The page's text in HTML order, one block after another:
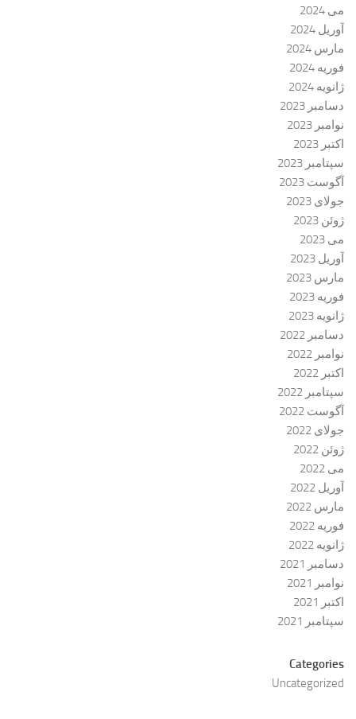
می 2024
آوریل 2024
مارس 2024
فوریه 2024
ژانویه 2024
دسامبر 2023
نوامبر 2023
اکتبر 2023
سپتامبر 2023
آگوست 2023
جولای 2023
ژوئن 2023
می 2023
آوریل 2023
مارس 2023
فوریه 2023
ژانویه 2023
دسامبر 2022
نوامبر 2022
اکتبر 2022
سپتامبر 2022
آگوست 2022
جولای 2022
ژوئن 2022
می 2022
آوریل 2022
مارس 2022
فوریه 2022
ژانویه 2022
دسامبر 2021
نوامبر 2021
اکتبر 2021
سپتامبر 2021
Categories
Uncategorized